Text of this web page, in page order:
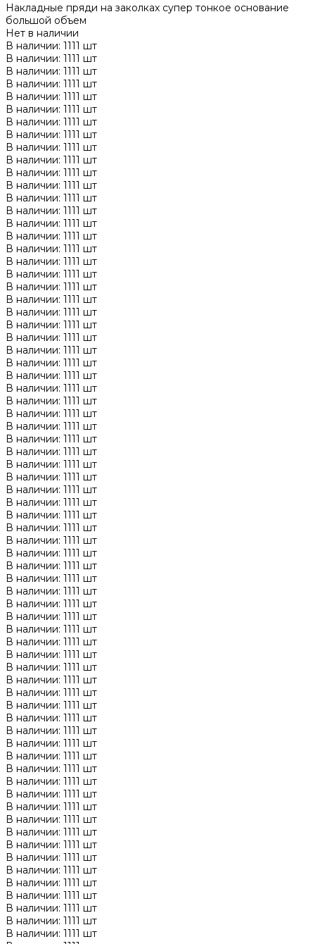
Накладные пряди на заколках супер тонкое основание
большой объем
Нет в наличии
В наличии: 1111 шт
В наличии: 1111 шт
В наличии: 1111 шт
В наличии: 1111 шт
В наличии: 1111 шт
В наличии: 1111 шт
В наличии: 1111 шт
В наличии: 1111 шт
В наличии: 1111 шт
В наличии: 1111 шт
В наличии: 1111 шт
В наличии: 1111 шт
В наличии: 1111 шт
В наличии: 1111 шт
В наличии: 1111 шт
В наличии: 1111 шт
В наличии: 1111 шт
В наличии: 1111 шт
В наличии: 1111 шт
В наличии: 1111 шт
В наличии: 1111 шт
В наличии: 1111 шт
В наличии: 1111 шт
В наличии: 1111 шт
В наличии: 1111 шт
В наличии: 1111 шт
В наличии: 1111 шт
В наличии: 1111 шт
В наличии: 1111 шт
В наличии: 1111 шт
В наличии: 1111 шт
В наличии: 1111 шт
В наличии: 1111 шт
В наличии: 1111 шт
В наличии: 1111 шт
В наличии: 1111 шт
В наличии: 1111 шт
В наличии: 1111 шт
В наличии: 1111 шт
В наличии: 1111 шт
В наличии: 1111 шт
В наличии: 1111 шт
В наличии: 1111 шт
В наличии: 1111 шт
В наличии: 1111 шт
В наличии: 1111 шт
В наличии: 1111 шт
В наличии: 1111 шт
В наличии: 1111 шт
В наличии: 1111 шт
В наличии: 1111 шт
В наличии: 1111 шт
В наличии: 1111 шт
В наличии: 1111 шт
В наличии: 1111 шт
В наличии: 1111 шт
В наличии: 1111 шт
В наличии: 1111 шт
В наличии: 1111 шт
В наличии: 1111 шт
В наличии: 1111 шт
В наличии: 1111 шт
В наличии: 1111 шт
В наличии: 1111 шт
В наличии: 1111 шт
В наличии: 1111 шт
В наличии: 1111 шт
В наличии: 1111 шт
В наличии: 1111 шт
В наличии: 1111 шт
В наличии: 1111 шт